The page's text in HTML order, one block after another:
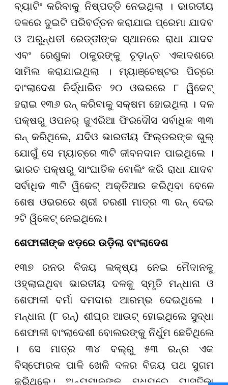
ବ୍ୟାଟିଂ କରିବାକୁ ନିଷ୍ପତ୍ତି ନେଇଥିଲା । ଭାରତୀୟ
ଦଳରେ ଦୁଇଟି ପରିବର୍ତ୍ତନ କରାଯାଇ ପ୍ରେମା ଯାଦବ
ଓ ଅରୁନ୍ଧତୀ ରେଡ୍ଡୀଙ୍କ ସ୍ଥାନରେ ରାଧା ଯାଦବ
ଏବଂ ରେଣୁକା ଠାକୁରଙ୍କୁ ଚୂଡ଼ାନ୍ତ ଏକାଦଶରେ
ସାମିଲ କରାଯାଇଥିଲା । ମ୍ୟାଞ୍ଚେଷ୍ଟର ପିଚ୍ରେ
ବାଂଲାଦେଶ ନିର୍ଦ୍ଧାରିତ ୨୦ ଓଭରରେ ୮ ୱିକେଟ୍
ହରାଇ ୧୩୬ ରନ୍ କରିବାକୁ ସକ୍ଷମ ହୋଇଥିଲା । ଦଳ
ପକ୍ଷରୁ ଓପନର୍ ଜୁଏରିଆ ଫିରଦୌସ ସର୍ବାଧିକ ୩୩
ରନ୍ କରିଥିଲେ, ଯଦିଓ ଭାରତୀୟ ଫିଲ୍ଡରଙ୍କ ଭୁଲ୍
ଯୋଗୁଁ ସେ ମ୍ୟାଚ୍ରେ ୩ଟି ଜୀବନଦାନ ପାଇଥିଲେ ।
ଭାରତ ପକ୍ଷରୁ ସାଂଘାତିକ ବୋଲିଂ କରି ରାଧା ଯାଦବ
ସର୍ବାଧିକ ୩ଟି ୱିକେଟ୍ ଅକ୍ତିଆର କରିଥିବା ବେଳେ
ଶେଷ ଓଭରରେ ଶ୍ରୀ ଚରଣୀ ମାତ୍ର ୩ ରନ୍ ଦେଇ
୨ଟି ୱିକେଟ୍ ନେଇଥିଲେ।
ଶେଫାଳୀଙ୍କ ଝଡ଼ରେ ଉଡ଼ିଲା ବାଂଲାଦେଶ
୧୩୭ ରନର ବିଜୟ ଲକ୍ଷ୍ୟ ନେଇ ମୈଦାନକୁ
ଓହ୍ଲାଇଥିବା ଭାରତୀୟ ଦଳକୁ ସ୍ମୃତି ମନ୍ଧାନା ଓ
ଶେଫାଳୀ ବର୍ମା ଦମଦାର ଆରମ୍ଭ ଦେଇଥିଲେ ।
ମନ୍ଧାନା (୮ ରନ୍) ଶୀଘ୍ର ଆଉଟ୍ ହୋଇଥିଲେ ସୁଦ୍ଧା
ଶେଫାଳୀ ବାଂଲାଦେଶୀ ବୋଲରଙ୍କୁ ନିର୍ଧୁମ ଛେଚିଥିଲେ
। ସେ ମାତ୍ର ୩୪ ବଲ୍ରୁ ୫୩ ରନ୍ର ଏକ
ବିସ୍ଫୋରକ ପାଳି ଖେଳି ଦଳର ବିଜୟ ପଥ ସୁଗମ
କରିଥିଲେ। ଅନ୍ୟମାନଙ୍କ ମଧ୍ୟରେ ୟାସ୍ତିକା